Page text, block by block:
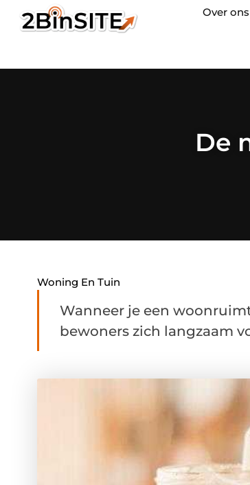
Over ons
De
Woning En Tuin
Wanneer je een
bewoners zich langzaam